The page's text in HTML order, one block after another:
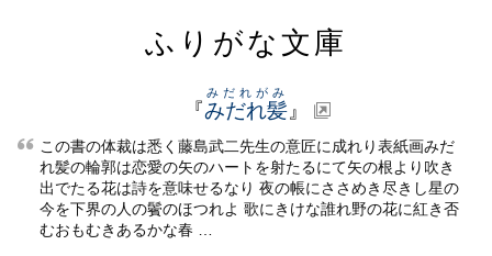
ふりがな文庫
『みだれ髪
みだれがみ
』
この書の体裁は悉く藤島武二先生の意匠に成れり表紙画みだ
れ髪の輪郭は恋愛の矢のハートを射たるにて矢の根より吹き
出でたる花は詩を意味せるなり 夜の帳にささめき尽きし星の
今を下界の人の鬢のほつれよ 歌にきけな誰れ野の花に紅き否
むおもむきあるかな春 …